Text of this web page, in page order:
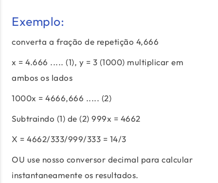
Exemplo:
converta a fração de repetição 4,666
x = 4.666 ..... (1), y = 3 (1000) multiplicar em
ambos os lados
1000x = 4666,666 ..... (2)
Subtraindo (1) de (2) 999x = 4662
X = 4662/333/999/333 = 14/3
OU use nosso conversor decimal para calcular
instantaneamente os resultados.